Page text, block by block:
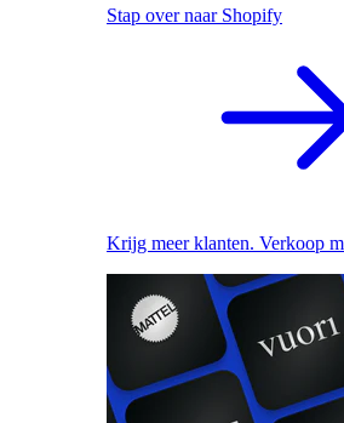
Stap over naar Shopify
Krijg meer klanten. Verkoop